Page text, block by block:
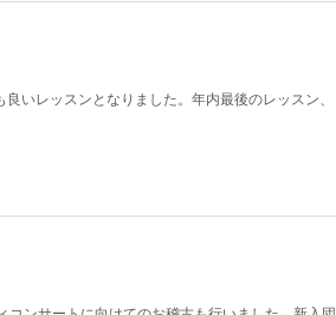
いレッスンとなりました。年内最後のレッスン、